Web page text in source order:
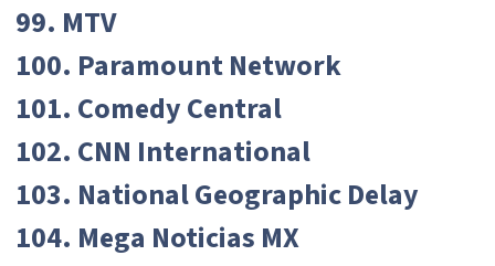
99. MTV
100. Paramount Network
101. Comedy Central
102. CNN International
103. National Geographic Delay
104. Mega Noticias MX